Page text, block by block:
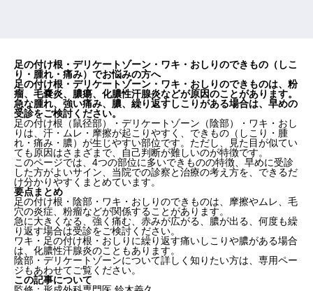
足の付け根・デリケートゾーン・ワキ・おしりのできもの（しこ
り・腫れ・痛み）でお悩みの方へ
足の付け根・デリケートゾーン・ワキ・おしりのできものは、粉
瘤、毛嚢炎、膿瘍、化膿性汗腺炎などが原因のことがあります。
急な腫れ、強い痛み、膿、繰り返すしこりがある場合は、早めの
受診をご検討ください。
足の付け根（鼠径部）・デリケートゾーン（陰部）・ワキ・おし
りは、汗・ムレ・摩擦が起こりやすく、できもの（しこり・腫
れ・痛み・膿）が生じやすい部位です。ただし、見た目が似てい
ても原因はさまざまで、自己判断が難しいのが特徴です。
このページでは、4つの部位に多いできものの特徴、早めに受診
した方がよいサイン、当院での診察と治療の考え方を、できるだ
け分かりやすくまとめています。
要点まとめ
足の付け根・陰部・ワキ・おしりのできものは、摩擦やムレ、毛
穴の炎症、粉瘤などが関係することがあります。
急に大きくなる、強く痛む、赤みが広がる、膿が出る、何度も繰
り返す場合は受診をご検討ください。
ワキ・足の付け根・おしりに繰り返す痛いしこりや膿がある場合
は、化膿性汗腺炎のこともあります。
陰部・デリケートゾーンについて詳しく知りたい方は、専用ペー
ジもあわせてご覧ください。
この記事について